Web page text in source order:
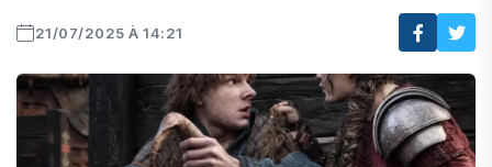
21/07/2025 À 14:21